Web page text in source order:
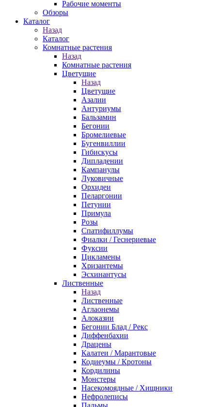
Рабочие моменты
Обзоры
Каталог
Назад
Каталог
Комнатные растения
Назад
Комнатные растения
Цветущие
Назад
Цветущие
Азалии
Антуриумы
Бальзамин
Бегонии
Бромелиевые
Бугенвиллии
Гибискусы
Дипладении
Кампанулы
Луковичные
Орхидеи
Пеларгонии
Петунии
Примула
Розы
Спатифиллумы
Фиалки / Геснериевые
Фуксии
Цикламены
Хризантемы
Эсхинантусы
Лиственные
Назад
Лиственные
Аглаонемы
Алоказии
Бегонии Блад / Рекс
Диффенбахии
Драцены
Калатеи / Марантовые
Кодиеумы / Кротоны
Кордилины
Монстеры
Насекомоядные / Хищники
Нефролеписы
Пальмы